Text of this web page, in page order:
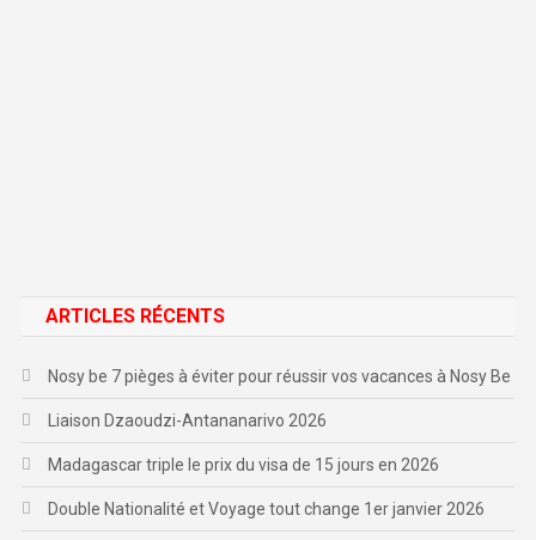
ARTICLES RÉCENTS
Nosy be 7 pièges à éviter pour réussir vos vacances à Nosy Be
Liaison Dzaoudzi-Antananarivo 2026
Madagascar triple le prix du visa de 15 jours en 2026
Double Nationalité et Voyage tout change 1er janvier 2026